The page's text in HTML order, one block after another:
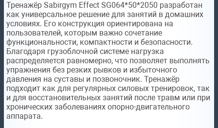
Тренажёр Sabirgym Effect SG064*50*2050 разработан
как универсальное решение для занятий в домашних
условиях. Его конструкция ориентирована на
пользователей, которым важно сочетание
функциональности, компактности и безопасности.
Благодаря грузоблочной системе нагрузка
распределяется равномерно, что позволяет выполнять
упражнения без резких рывков и избыточного
давления на суставы и позвоночник. Тренажёр
подходит как для регулярных силовых тренировок, так
и для восстановительных занятий после травм или при
хронических заболеваниях опорно-двигательного
аппарата.